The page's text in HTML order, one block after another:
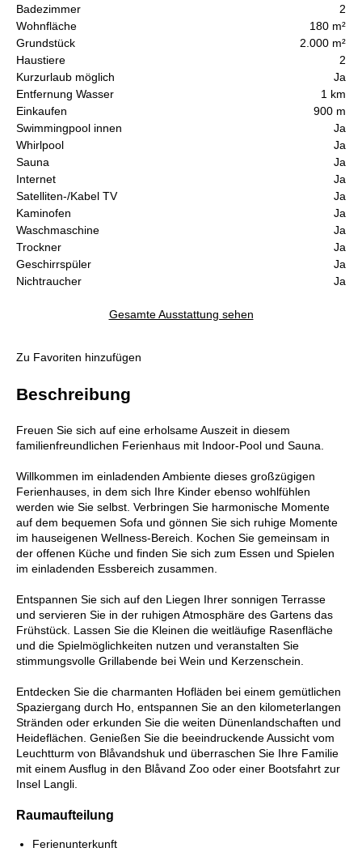
Badezimmer
2
Wohnfläche
180 m²
Grundstück
2.000 m²
Haustiere
2
Kurzurlaub möglich
Ja
Entfernung Wasser
1 km
Einkaufen
900 m
Swimmingpool innen
Ja
Whirlpool
Ja
Sauna
Ja
Internet
Ja
Satelliten-/Kabel TV
Ja
Kaminofen
Ja
Waschmaschine
Ja
Trockner
Ja
Geschirrspüler
Ja
Nichtraucher
Ja
Gesamte Ausstattung sehen
Zu Favoriten hinzufügen
Beschreibung
Freuen Sie sich auf eine erholsame Auszeit in diesem
familienfreundlichen Ferienhaus mit Indoor-Pool und Sauna.
Willkommen im einladenden Ambiente dieses großzügigen
Ferienhauses, in dem sich Ihre Kinder ebenso wohlfühlen
werden wie Sie selbst. Verbringen Sie harmonische Momente
auf dem bequemen Sofa und gönnen Sie sich ruhige Momente
im hauseigenen Wellness-Bereich. Kochen Sie gemeinsam in
der offenen Küche und finden Sie sich zum Essen und Spielen
im einladenden Essbereich zusammen.
Entspannen Sie sich auf den Liegen Ihrer sonnigen Terrasse
und servieren Sie in der ruhigen Atmosphäre des Gartens das
Frühstück. Lassen Sie die Kleinen die weitläufige Rasenfläche
und die Spielmöglichkeiten nutzen und veranstalten Sie
stimmungsvolle Grillabende bei Wein und Kerzenschein.
Entdecken Sie die charmanten Hofläden bei einem gemütlichen
Spaziergang durch Ho, entspannen Sie an den kilometerlangen
Stränden oder erkunden Sie die weiten Dünenlandschaften und
Heideflächen. Genießen Sie die beeindruckende Aussicht vom
Leuchtturm von Blåvandshuk und überraschen Sie Ihre Familie
mit einem Ausflug in den Blåvand Zoo oder einer Bootsfahrt zur
Insel Langli.
Raumaufteilung
Ferienunterkunft